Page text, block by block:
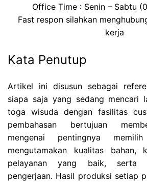
Office Time : Senin – Sabtu
Fast respon silahkan
kerja
Kata Penutup
Artikel ini disusun sebagai
siapa saja yang sedang mencari
toga wisuda dengan fasilitas
pembahasan bertujuan
mengenai pentingnya
mengutamakan kualitas bahan,
pelayanan yang baik, serta
pengerjaan. Hasil produksi setiap